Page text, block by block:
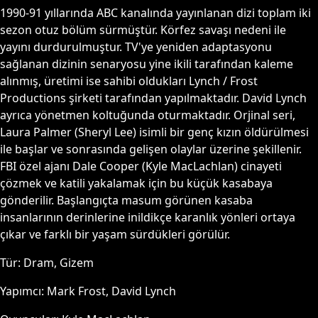
1990-91 yıllarında ABC kanalında yayınlanan dizi toplam iki
sezon otuz bölüm sürmüştür. Körfez savaşı nedeni ile
yayını durdurulmuştur. TV'ye yeniden adaptasyonu
sağlanan dizinin senaryosu yine ikili tarafından kaleme
alınmış, üretimi ise sahibi oldukları Lynch / Frost
Productions şirketi tarafından yapılmaktadır. David Lynch
ayrıca yönetmen koltuğunda oturmaktadır. Orjinal seri,
Laura Palmer (Sheryl Lee) isimli bir genç kızın öldürülmesi
ile başlar ve sonrasında gelişen olaylar üzerine şekillenir.
FBI özel ajanı Dale Cooper (Kyle MacLachlan) cinayeti
çözmek ve katili yakalamak için bu küçük kasabaya
gönderilir. Başlangıçta masum görünen kasaba
insanlarının derinlerine inildikçe karanlık yönleri ortaya
çıkar ve farklı bir yaşam sürdükleri görülür.
Tür: Dram, Gizem
Yapımcı: Mark Frost, David Lynch